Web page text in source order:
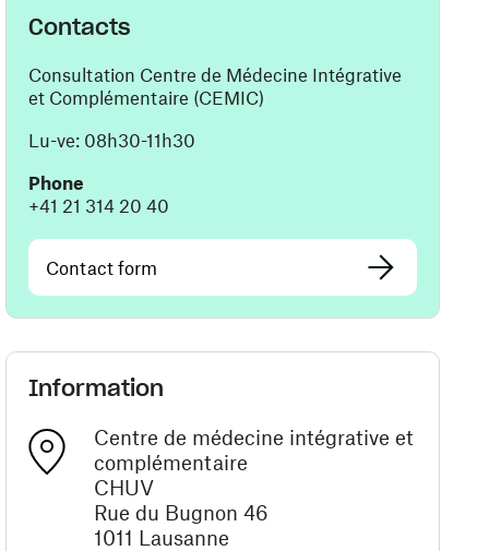
Contacts
Consultation Centre de Médecine Intégrative
et Complémentaire (CEMIC)
Lu-ve: 08h30-11h30
Phone
+41 21 314 20 40
Contact form
Information
Centre de médecine intégrative et
complémentaire
CHUV
Rue du Bugnon 46
1011 Lausanne